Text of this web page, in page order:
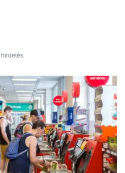
hirdetés